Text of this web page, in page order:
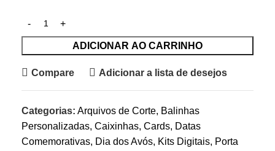
ADICIONAR AO CARRINHO
Compare Adicionar a lista de desejos
Categorias: Arquivos de Corte, Balinhas
Personalizadas, Caixinhas, Cards, Datas
Comemorativas, Dia dos Avós, Kits Digitais, Porta